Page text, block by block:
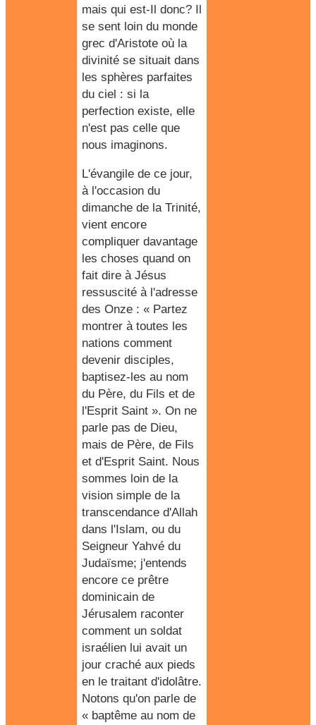
mais qui est-Il donc? Il
se sent loin du monde
grec d'Aristote où la
divinité se situait dans
les sphères parfaites
du ciel : si la
perfection existe, elle
n'est pas celle que
nous imaginons.
L'évangile de ce jour,
à l'occasion du
dimanche de la Trinité,
vient encore
compliquer davantage
les choses quand on
fait dire à Jésus
ressuscité à l'adresse
des Onze : « Partez
montrer à toutes les
nations comment
devenir disciples,
baptisez-les au nom
du Père, du Fils et de
l'Esprit Saint ». On ne
parle pas de Dieu,
mais de Père, de Fils
et d'Esprit Saint. Nous
sommes loin de la
vision simple de la
transcendance d'Allah
dans l'Islam, ou du
Seigneur Yahvé du
Judaïsme; j'entends
encore ce prêtre
dominicain de
Jérusalem raconter
comment un soldat
israélien lui avait un
jour craché aux pieds
en le traitant d'idolâtre.
Notons qu'on parle de
« baptême au nom de